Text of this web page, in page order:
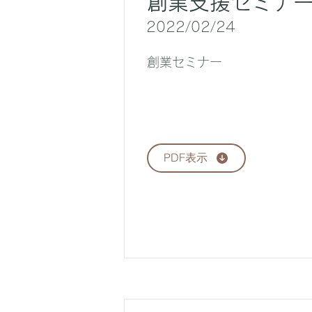
2022/02/24
創業セミナー
PDF表示